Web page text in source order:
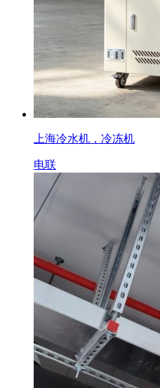
上海冷水机，冷冻机
电联